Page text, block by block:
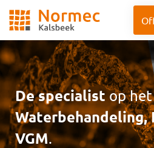
De specialistop het
Waterbehandeling,
VGM.